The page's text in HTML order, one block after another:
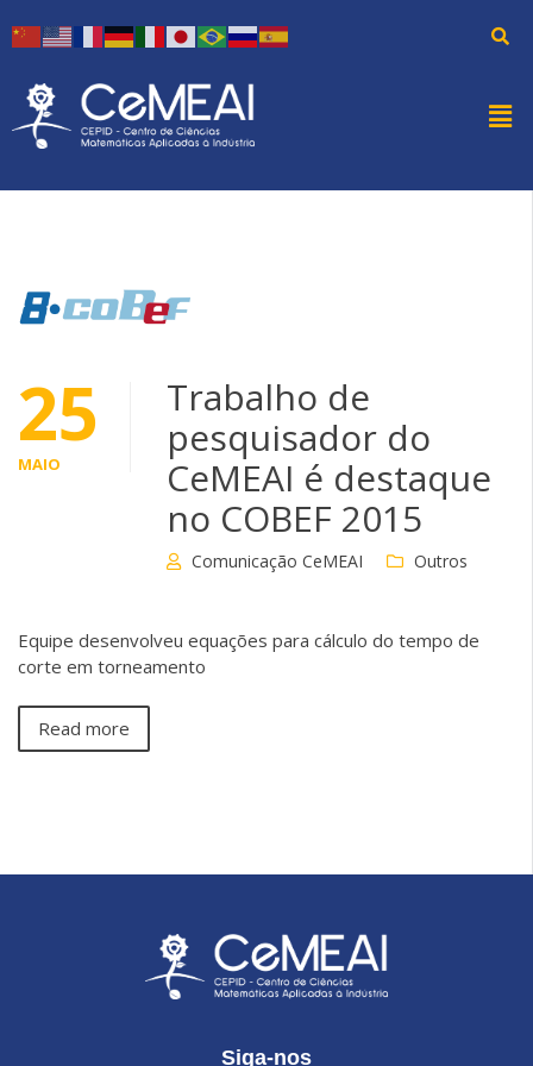
25
MAIO
Trabalho de
pesquisador do
CeMEAI é destaque
no COBEF 2015
Comunicação CeMEAI Outros
Equipe desenvolveu equações para cálculo do tempo de
corte em torneamento
Read more
Siga-nos